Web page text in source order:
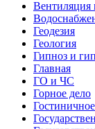
Вентиляция
Геодезия
Геология
Гипноз и
Главная
ГО и ЧС
Горное дело